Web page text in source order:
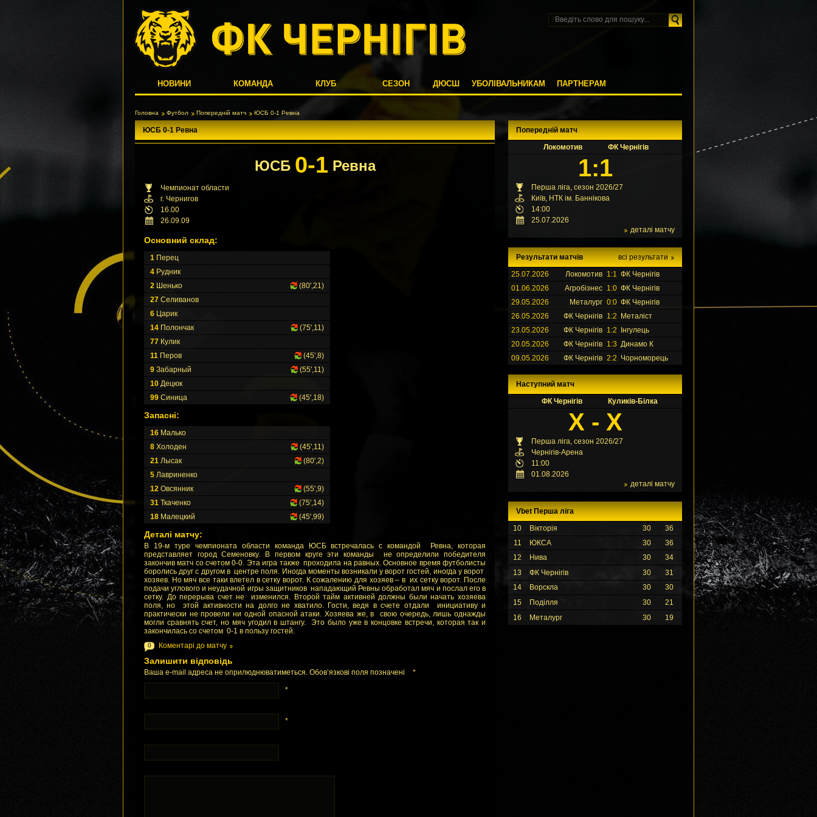
НОВИНИ КОМАНДА КЛУБ СЕЗОН ДЮСШ УБОЛІВАЛЬНИКАМ ПАРТНЕРАМ
Головна Футбол Попередній матч ЮСБ 0-1 Ревна
ЮСБ 0-1 Ревна
ЮСБ 0-1 Ревна
Чемпионат области
г. Чернигов
16.00
26.09.09
Основний склад:
1 Перец
4 Рудник
2 Шенько
(80',21)
27 Селиванов
6 Царик
14 Полончак
(75',11)
77 Кулик
11 Перов
(45',8)
9 Забарный
(55',11)
10 Децюк
99 Синица (45',18)
Запасні:
16 Малько
8 Холоден
(45',11)
21 Лысак
(80',2)
5 Лавриненко
12 Овсянник
(55',9)
31 Ткаченко
(75',14)
18 Малецкий (45',99)
Деталі матчу:
В 19-м туре чемпионата области команда ЮСБ встречалась с командой Ревна, которая
представляет город Семеновку. В первом круге эти команды не определили победителя
закончив матч со счетом 0-0. Эта игра также проходила на равных. Основное время футболисты
боролись друг с другом в центре поля. Иногда моменты возникали у ворот гостей, иногда у ворот
хозяев. Но мяч все таки влетел в сетку ворот. К сожалению для хозяев – в их сетку ворот. После
подачи углового и неудачной игры защитников нападающий Ревны обработал мяч и послал его в
сетку. До перерыва счет не изменился. Второй тайм активней должны были начать хозяева
поля, но этой активности на долго не хватило. Гости, ведя в счете отдали инициативу и
практически не провели ни одной опасной атаки. Хозяева же, в свою очередь, лишь однажды
могли сравнять счет, но мяч угодил в штангу. Это было уже в концовке встречи, которая так и
закончилась со счетом 0-1 в пользу гостей.
0 Коментарі до матчу
Залишити відповідь
Ваша e-mail адреса не оприлюднюватиметься. Обов’язкові поля позначені *
*
*
Попередній матч
Локомотив
ФК Чернігів
1:1
Перша ліга, сезон 2026/27
Київ, НТК ім. Баннікова
14:00
25.07.2026
деталі матчу
всі результати
Результати матчів
25.07.2026
Локомотив 1:1 ФК Чернігів
01.06.2026
Агробізнес 1:0 ФК Чернігів
29.05.2026
Металург 0:0 ФК Чернігів
26.05.2026
ФК Чернігів 1:2
Металіст
23.05.2026
ФК Чернігів 1:2
Інгулець
20.05.2026
ФК Чернігів 1:3 Динамо К
09.05.2026
ФК Чернігів 2:2 Чорноморець
Наступний матч
ФК Чернігів
Куликів-Білка
X - X
Перша ліга, сезон 2026/27
Чернігів-Арена
11:00
01.08.2026
деталі матчу
Vbet Перша ліга
10
Вікторія 30
36
11
ЮКСА 30
36
12
Нива 30
34
13
ФК Чернігів 30
31
14
Ворскла 30
30
15
Поділля 30
21
16
Металург 30 19